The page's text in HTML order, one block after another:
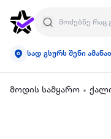
სად გსურს შენი
მოდის სამყარო